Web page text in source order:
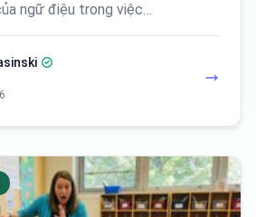
ngữ điệu trong việc…